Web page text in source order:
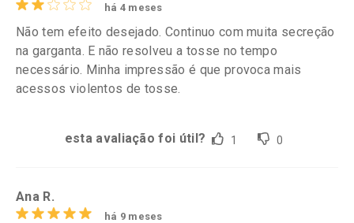
há 4 meses
Não tem efeito desejado. Continuo com muita secreção
na garganta. E não resolveu a tosse no tempo
necessário. Minha impressão é que provoca mais
acessos violentos de tosse.
esta avaliação foi útil? 1 0
Ana R.
há 9 meses